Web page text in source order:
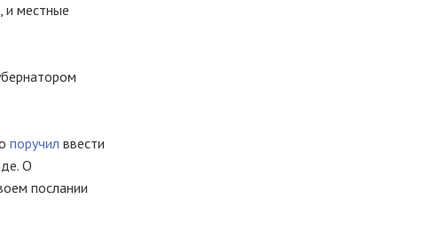
и местные
поручил ввести
О
послании